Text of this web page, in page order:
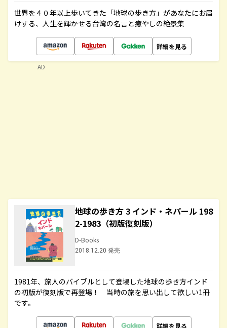
世界を４０年以上歩いてきた「地球の歩き方」があなたにお届
けする、人生を輝かせる台湾の名言と癒やしの絶景集
詳細を見る
地球の歩き方 3 インド・ネパール 198
2-1983（初版復刻版）
D-Books
2018.12.20 発売
1981年、旅人のバイブルとして登場した地球の歩き方インド
の初版が復刻版で再登場！ 当時の旅を思い出して欲しい1冊
です。
詳細を見る
AD